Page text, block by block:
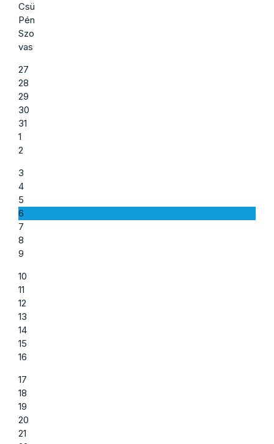
Csü
Pén
Szo
vas
27
28
29
30
31
1
2
3
4
5
6
7
8
9
10
11
12
13
14
15
16
17
18
19
20
21